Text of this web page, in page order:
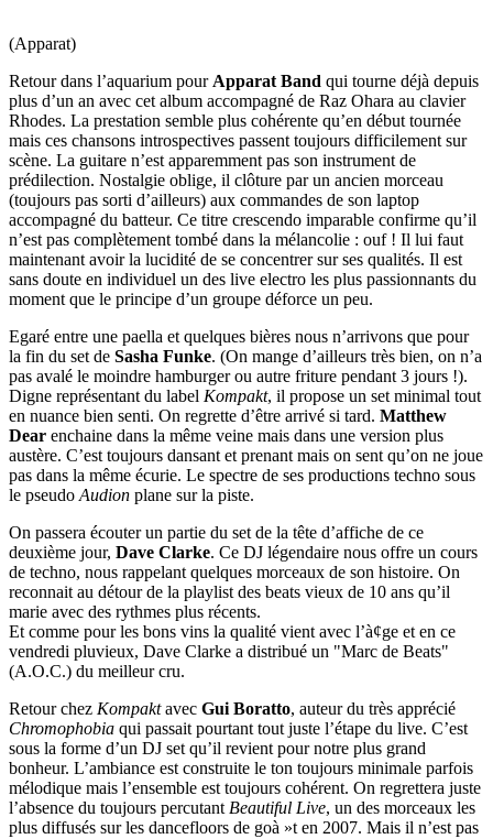
(Apparat)
Retour dans l’aquarium pour Apparat Band qui tourne déjà depuis
plus d’un an avec cet album accompagné de Raz Ohara au clavier
Rhodes. La prestation semble plus cohérente qu’en début tournée
mais ces chansons introspectives passent toujours difficilement sur
scène. La guitare n’est apparemment pas son instrument de
prédilection. Nostalgie oblige, il clôture par un ancien morceau
(toujours pas sorti d’ailleurs) aux commandes de son laptop
accompagné du batteur. Ce titre crescendo imparable confirme qu’il
n’est pas complètement tombé dans la mélancolie : ouf ! Il lui faut
maintenant avoir la lucidité de se concentrer sur ses qualités. Il est
sans doute en individuel un des live electro les plus passionnants du
moment que le principe d’un groupe déforce un peu.
Egaré entre une paella et quelques bières nous n’arrivons que pour
la fin du set de Sasha Funke. (On mange d’ailleurs très bien, on n’a
pas avalé le moindre hamburger ou autre friture pendant 3 jours !).
Digne représentant du label Kompakt, il propose un set minimal tout
en nuance bien senti. On regrette d’être arrivé si tard. Matthew
Dear enchaine dans la même veine mais dans une version plus
austère. C’est toujours dansant et prenant mais on sent qu’on ne joue
pas dans la même écurie. Le spectre de ses productions techno sous
le pseudo Audion plane sur la piste.
On passera écouter un partie du set de la tête d’affiche de ce
deuxième jour, Dave Clarke. Ce DJ légendaire nous offre un cours
de techno, nous rappelant quelques morceaux de son histoire. On
reconnait au détour de la playlist des beats vieux de 10 ans qu’il
marie avec des rythmes plus récents.
Et comme pour les bons vins la qualité vient avec l’à¢ge et en ce
vendredi pluvieux, Dave Clarke a distribué un "Marc de Beats"
(A.O.C.) du meilleur cru.
Retour chez Kompaktavec Gui Boratto, auteur du très apprécié
Chromophobia qui passait pourtant tout juste l’étape du live. C’est
sous la forme d’un DJ set qu’il revient pour notre plus grand
bonheur. L’ambiance est construite le ton toujours minimale parfois
mélodique mais l’ensemble est toujours cohérent. On regrettera juste
l’absence du toujours percutant Beautiful Live, un des morceaux les
plus diffusés sur les dancefloors de goà »t en 2007. Mais il n’est pas